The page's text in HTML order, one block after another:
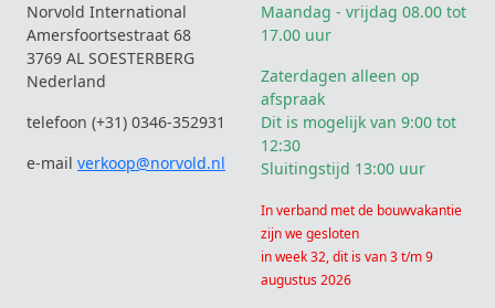
Norvold International
Amersfoortsestraat 68
3769 AL SOESTERBERG
Nederland
telefoon (+31) 0346-352931
e-mail verkoop@norvold.nl
Maandag - vrijdag 08.00 tot
17.00 uur
Zaterdagen alleen op
afspraak
Dit is mogelijk van 9:00 tot
12:30
Sluitingstijd 13:00 uur
In verband met de bouwvakantie
zijn we gesloten
in week 32, dit is van 3 t/m 9
augustus 2026